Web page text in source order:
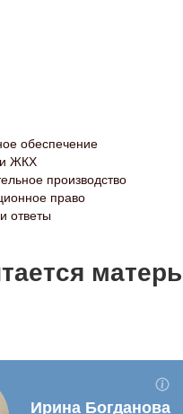
обеспечение
ЖКХ
производство
право
ответы